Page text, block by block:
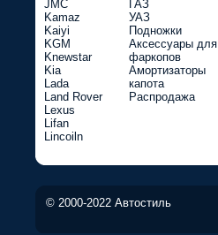
JMC
Kamaz
Kaiyi
KGM
Knewstar
Kia
Lada
Land Rover
Lexus
Lifan
Lincoiln
ГАЗ
УАЗ
Подножки
Аксессуары для
фаркопов
Амортизаторы
капота
Распродажа
© 2000-2022 Автостиль